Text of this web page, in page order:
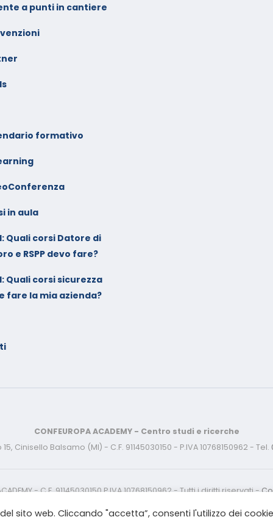
a punti in cantiere
formativo
in aula
Quali corsi Datore di
e RSPP devo fare?
Quali corsi sicurezza
fare la mia azienda?
CONFEUROPA ACADEMY - Centro studi e ricerche
Cinisello Balsamo (MI) - C.F. 91145030150 - P.IVA 10768150962 - Tel.
- C.F. 91145030150 P.IVA 10768150962 - Tutti i diritti riservati -
sito web. Cliccando "accetta”, consenti l'utilizzo dei